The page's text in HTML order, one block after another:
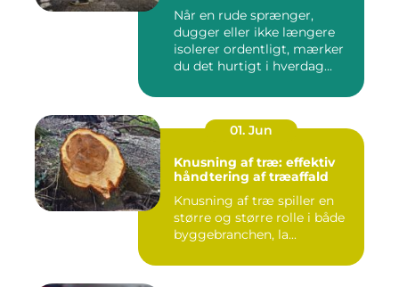
Når en rude sprænger,
dugger eller ikke længere
isolerer ordentligt, mærker
du det hurtigt i hverdag...
01. Jun
Knusning af træ: effektiv
håndtering af træaffald
Knusning af træ spiller en
større og større rolle i både
byggebranchen, la...